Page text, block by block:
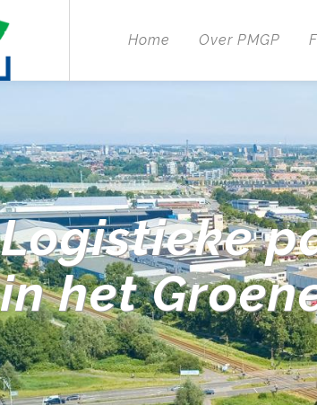
Home Over PMGP
Logistieke
in het